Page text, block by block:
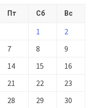
Пт Сб Вс
1
2
7 8
9
14 15
16
21 22
23
28 29
30